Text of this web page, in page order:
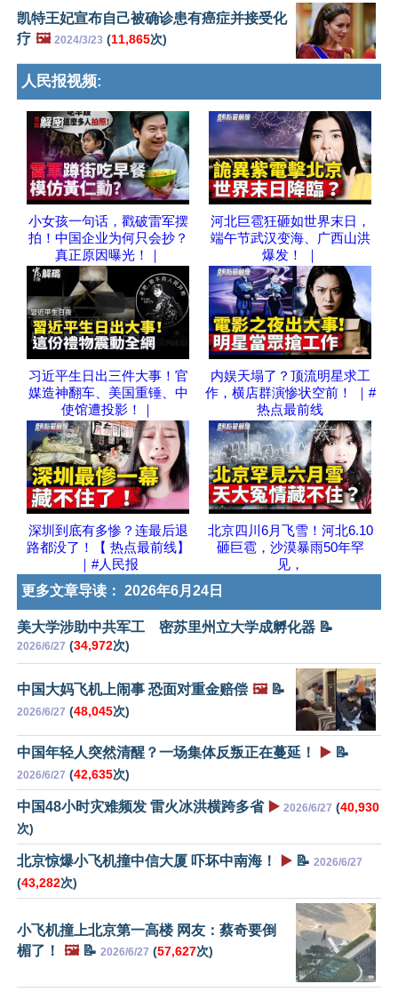
凯特王妃宣布自己被确诊患有癌症并接受化
疗 🖼️ 2024/3/23 (11,865次)
人民报视频:
小女孩一句话，戳破雷军摆
拍！中国企业为何只会抄？
真正原因曝光！｜
河北巨雹狂砸如世界末日，
端午节武汉变海、广西山洪
爆发！ ｜
习近平生日出三件大事！官
媒造神翻车、美国重锤、中
使馆遭投影！｜
内娱天塌了？顶流明星求工
作，横店群演惨状空前！ ｜#
热点最前线
深圳到底有多惨？连最后退
路都没了！【 热点最前线】
｜#人民报
北京四川6月飞雪！河北6.10
砸巨雹，沙漠暴雨50年罕
见，
更多文章导读： 2026年6月24日
美大学涉助中共军工 密苏里州立大学成孵化器 📝
2026/6/27 (34,972次)
中国大妈飞机上闹事 恐面对重金赔偿 🖼️📝
2026/6/27 (48,045次)
中国年轻人突然清醒？一场集体反叛正在蔓延！ ▶️ 📝
2026/6/27 (42,635次)
中国48小时灾难频发 雷火冰洪横跨多省 ▶️ 2026/6/27 (40,930
次)
北京惊爆小飞机撞中信大厦 吓坏中南海！ ▶️ 📝 2026/6/27
(43,282次)
小飞机撞上北京第一高楼 网友：蔡奇要倒
楣了！
🖼️📝 2026/6/27 (57,627次)